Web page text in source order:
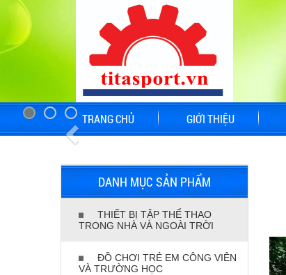
TRANG CHỦ GIỚI THIỆU
DANH MỤC SẢN PHẨM
THIẾT BỊ TẬP THỂ THAO
TRONG NHÀ VÀ NGOÀI TRỜI
ĐỒ CHƠI TRẺ EM CÔNG VIÊN
VÀ TRƯỜNG HỌC